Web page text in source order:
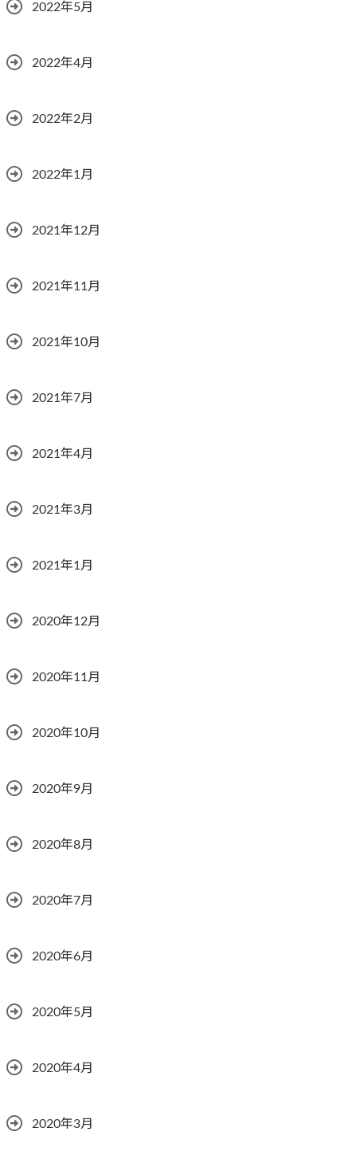
2022年5月
2022年4月
2022年2月
2022年1月
2021年12月
2021年11月
2021年10月
2021年7月
2021年4月
2021年3月
2021年1月
2020年12月
2020年11月
2020年10月
2020年9月
2020年8月
2020年7月
2020年6月
2020年5月
2020年4月
2020年3月